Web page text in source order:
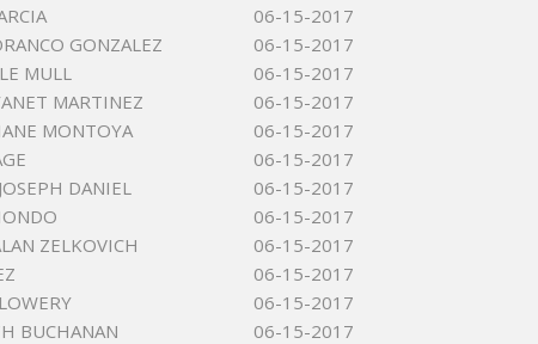
06-15-2017
GONZALEZ
06-15-2017
MULL
06-15-2017
MARTINEZ
06-15-2017
MONTOYA
06-15-2017
06-15-2017
DANIEL
06-15-2017
06-15-2017
ZELKOVICH
06-15-2017
06-15-2017
06-15-2017
BUCHANAN
06-15-2017